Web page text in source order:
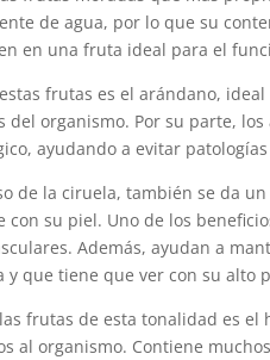
de agua, por lo que su
en una fruta ideal para el
frutas es el arándano,
del organismo. Por su parte,
ayudando a evitar
de la ciruela, también se da
con su piel. Uno de los
Además, ayudan a
y que tiene que ver con su alto
frutas de esta tonalidad es
al organismo. Contiene